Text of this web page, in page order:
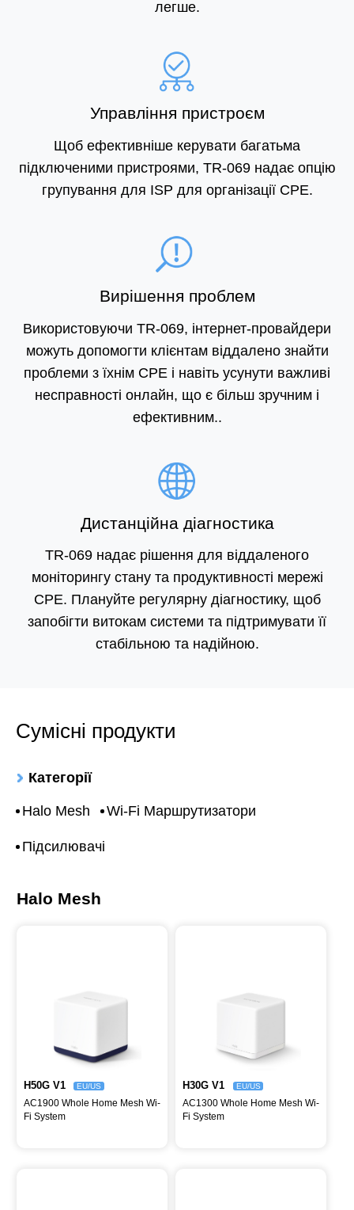
легше.
Управління пристроєм
Щоб ефективніше керувати багатьма
підключеними пристроями, TR-069 надає опцію
групування для ISP для організації CPE.
Вирішення проблем
Використовуючи TR-069, інтернет-провайдери
можуть допомогти клієнтам віддалено знайти
проблеми з їхнім CPE і навіть усунути важливі
несправності онлайн, що є більш зручним і
ефективним..
Дистанційна діагностика
TR-069 надає рішення для віддаленого
моніторингу стану та продуктивності мережі
CPE. Плануйте регулярну діагностику, щоб
запобігти витокам системи та підтримувати її
стабільною та надійною.
Сумісні продукти
Категорії
Halo Mesh Wi-Fi Маршрутизатори
Підсилювачі
Halo Mesh
H50G V1 EU/US
AC1900 Whole Home Mesh Wi-
Fi System
H30G V1 EU/US
AC1300 Whole Home Mesh Wi-
Fi System